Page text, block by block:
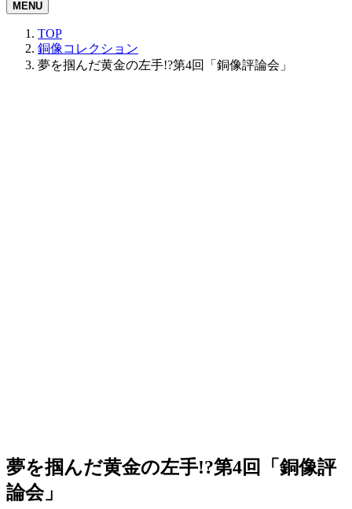
MENU
TOP
銅像コレクション
夢を掴んだ黄金の左手!?第4回「銅像評論会」
夢を掴んだ黄金の左手!?第4回「銅像評
論会」